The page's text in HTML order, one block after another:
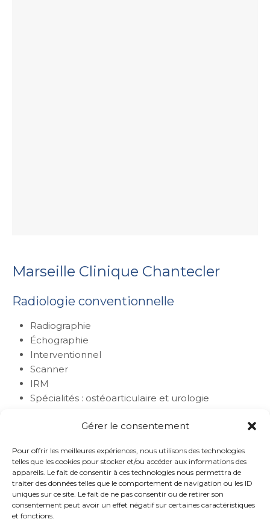
Gérer le consentement
Pour offrir les meilleures expériences, nous utilisons des technologies
telles que les cookies pour stocker et/ou accéder aux informations des
appareils. Le fait de consentir à ces technologies nous permettra de
traiter des données telles que le comportement de navigation ou les ID
uniques sur ce site. Le fait de ne pas consentir ou de retirer son
consentement peut avoir un effet négatif sur certaines caractéristiques
et fonctions.
Marseille Clinique Chantecler
Radiologie conventionnelle
Radiographie
Échographie
Interventionnel
Scanner
IRM
Spécialités : ostéoarticulaire et urologie
PRENDRE RDV
240-244 avenue des Poilus
13012 Marseille
04 91 21 06 13
https://imageries-marseille.fr